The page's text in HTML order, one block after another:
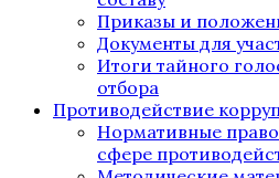
Приказы и
Документы для
Итоги тайного
отбора
Противодействие
Нормативные
сфере